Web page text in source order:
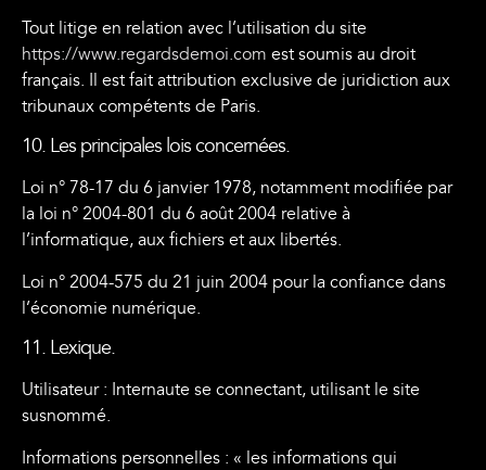
Tout litige en relation avec l’utilisation du site
https://www.regardsdemoi.com est soumis au droit
français. Il est fait attribution exclusive de juridiction aux
tribunaux compétents de Paris.
10. Les principales lois concernées.
Loi n° 78-17 du 6 janvier 1978, notamment modifiée par
la loi n° 2004-801 du 6 août 2004 relative à
l’informatique, aux fichiers et aux libertés.
Loi n° 2004-575 du 21 juin 2004 pour la confiance dans
l’économie numérique.
11. Lexique.
Utilisateur : Internaute se connectant, utilisant le site
susnommé.
Informations personnelles : « les informations qui